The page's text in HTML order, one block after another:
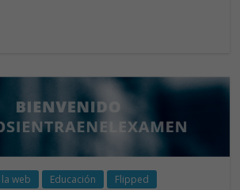
A
p
p
web Educación Flipped